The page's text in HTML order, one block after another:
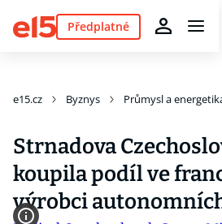
Předplatné
e15.cz Byznys Průmysl a
Strnadova
koupila podíl ve
výrobci